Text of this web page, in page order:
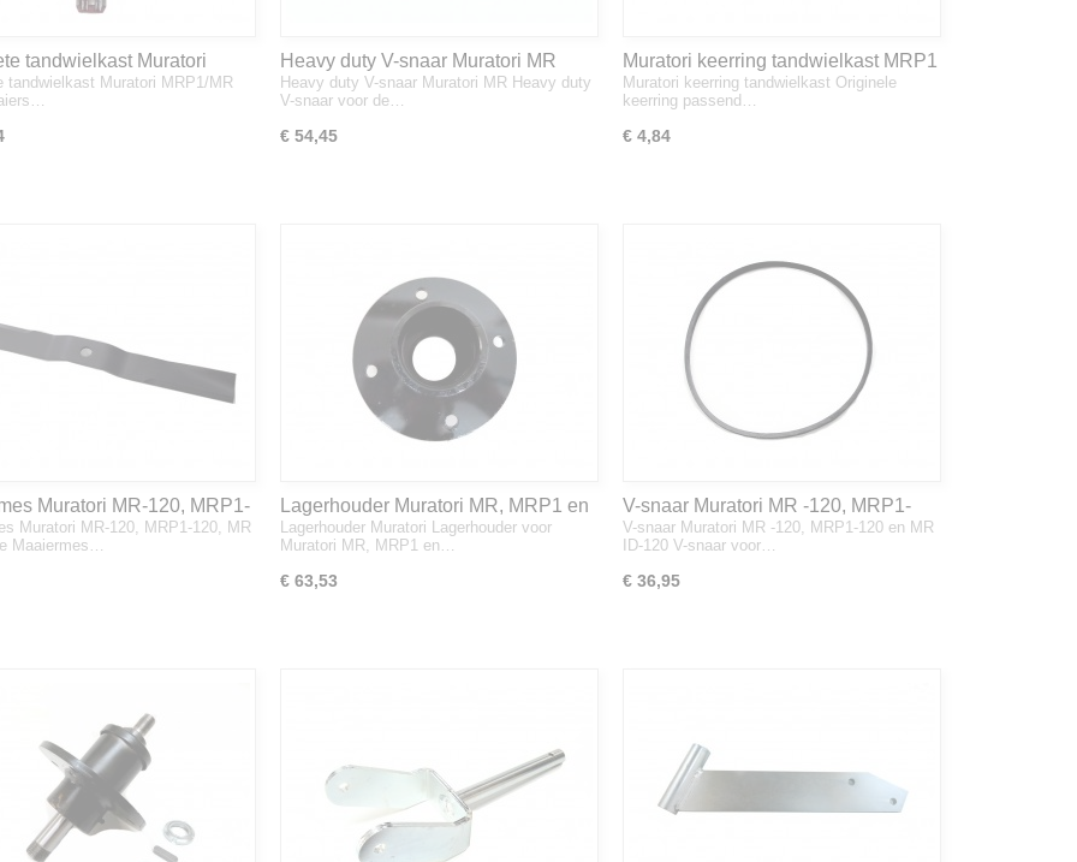
tandwielkast Muratori
cirkelmaaiers
tandwielkast Muratori MRP1/MR
Heavy duty V-snaar Muratori MR
-120, MRP1-120 en MR ID-120
Heavy duty V-snaar Muratori MR Heavy duty
V-snaar voor de…
€ 54,45
Muratori keerring tandwielkast MRP1
/ MR
Muratori keerring tandwielkast Originele
keerring passend…
€ 4,84
Muratori MR-120, MRP1-
ID-120
Muratori MR-120, MRP1-120, MR
Maaiermes…
Lagerhouder Muratori MR, MRP1 en
MR ID
Lagerhouder Muratori Lagerhouder voor
Muratori MR, MRP1 en…
€ 63,53
V-snaar Muratori MR -120, MRP1-
120 en MR ID-120
V-snaar Muratori MR -120, MRP1-120 en MR
ID-120 V-snaar voor…
€ 36,95